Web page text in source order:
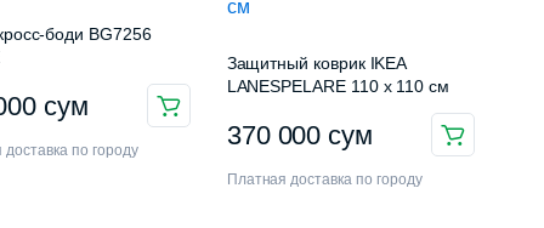
боди BG7256
сум
по городу
Защитный коврик IKEA
LANESPELARE 110 x 110 см
370 000 сум
Платная доставка по городу